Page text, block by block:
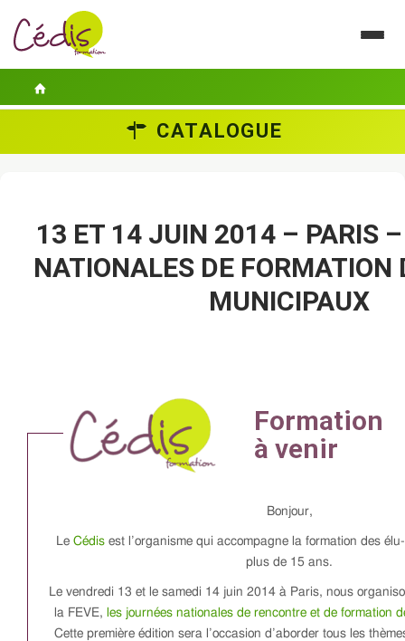
GUIDES PRATIQUES
CATALOGUE
13 ET 14 JUIN 2014 – PARIS
NATIONALES DE FORMATION
MUNICIPAUX
Bonjour,
Le Cédis est l’organisme qui accompagne la formation des
plus de 15 ans.
Le vendredi 13 et le samedi 14 juin 2014 à Paris, nous
la FEVE, les journées nationales de rencontre et de formation
Cette première édition sera l’occasion d’aborder tous les